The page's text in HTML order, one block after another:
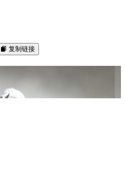
复制链接